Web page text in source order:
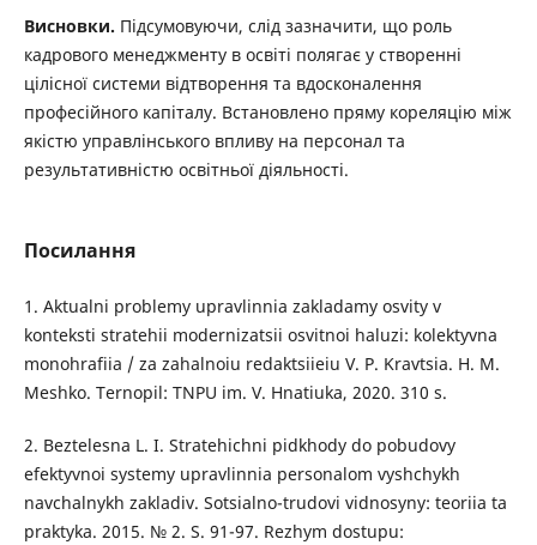
Висновки. Підсумовуючи, слід зазначити, що роль
кадрового менеджменту в освіті полягає у створенні
цілісної системи відтворення та вдосконалення
професійного капіталу. Встановлено пряму кореляцію між
якістю управлінського впливу на персонал та
результативністю освітньої діяльності.
Посилання
1. Aktualni problemy upravlinnia zakladamy osvity v
konteksti stratehii modernizatsii osvitnoi haluzi: kolektyvna
monohrafiia / za zahalnoiu redaktsiieiu V. P. Kravtsia. H. M.
Meshko. Ternopil: TNPU im. V. Hnatiuka, 2020. 310 s.
2. Beztelesna L. I. Stratehichni pidkhody do pobudovy
efektyvnoi systemy upravlinnia personalom vyshchykh
navchalnykh zakladiv. Sotsialno-trudovi vidnosyny: teoriia ta
praktyka. 2015. № 2. S. 91-97. Rezhym dostupu: